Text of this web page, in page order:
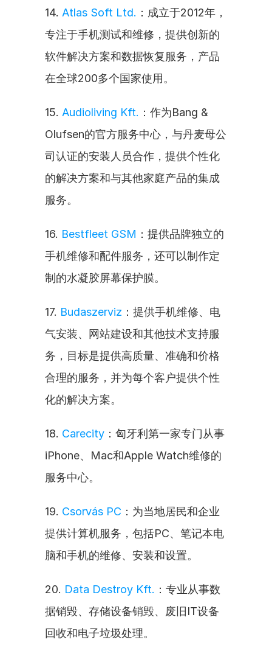
14. Atlas Soft Ltd. ：成立于2012年，
专注于手机测试和维修，提供创新的
软件解决方案和数据恢复服务，产品
在全球200多个国家使用。
15. Audioliving Kft. ：作为Bang &
Olufsen的官方服务中心，与丹麦母公
司认证的安装人员合作，提供个性化
的解决方案和与其他家庭产品的集成
服务。
16. Bestfleet GSM ：提供品牌独立的
手机维修和配件服务，还可以制作定
制的水凝胶屏幕保护膜。
17. Budaszerviz ：提供手机维修、电
气安装、网站建设和其他技术支持服
务，目标是提供高质量、准确和价格
合理的服务，并为每个客户提供个性
化的解决方案。
18. Carecity ：匈牙利第一家专门从事
iPhone、Mac和Apple Watch维修的
服务中心。
19. Csorvás PC ：为当地居民和企业
提供计算机服务，包括PC、笔记本电
脑和手机的维修、安装和设置。
20. Data Destroy Kft. ：专业从事数
据销毁、存储设备销毁、废旧IT设备
回收和电子垃圾处理。